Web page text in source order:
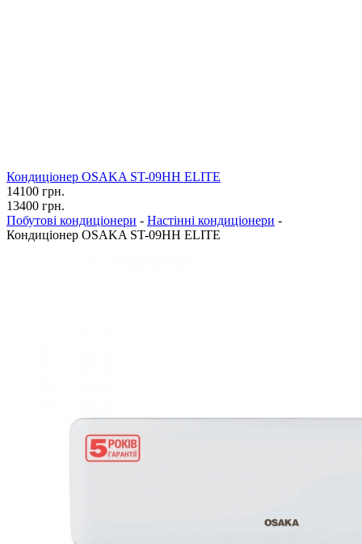
Кондиціонер OSAKA ST-09HH ELITE
14100 грн.
13400 грн.
Побутові кондиціонери - Настінні кондиціонери -
Кондиціонер OSAKA ST-09HH ELITE